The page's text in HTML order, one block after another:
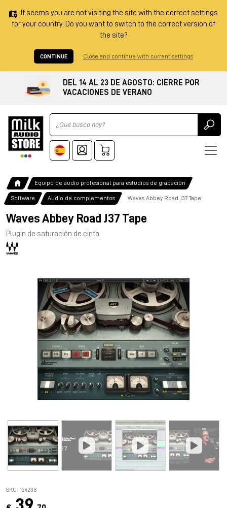
It seems you are not visiting the site with the correct settings
for your country. Do you want to switch to the correct version of
the site?
CONTINUE Close and continue with current settings
DEL 14 AL 23 DE AGOSTO: CIERRE POR
VACACIONES DE VERANO
Ricerca
Equipo de audio profesional para estudios de grabación
Software Audio de complementos Waves Abbey Road J37 Tape
Waves Abbey Road J37 Tape
Plugin de saturación de cinta
SKU: 124238